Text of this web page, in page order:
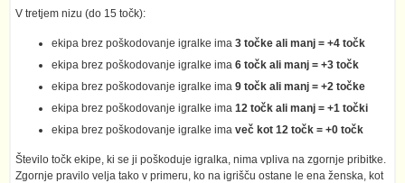
V tretjem nizu (do 15 točk):
ekipa brez poškodovanje igralke ima 3 točke ali manj = +4 točk
ekipa brez poškodovanje igralke ima 6 točk ali manj = +3 točk
ekipa brez poškodovanje igralke ima 9 točk ali manj = +2 točke
ekipa brez poškodovanje igralke ima 12 točk ali manj = +1 točki
ekipa brez poškodovanje igralke ima več kot 12 točk = +0 točk
Število točk ekipe, ki se ji poškoduje igralka, nima vpliva na zgornje pribitke.
Zgornje pravilo velja tako v primeru, ko na igrišču ostane le ena ženska, kot